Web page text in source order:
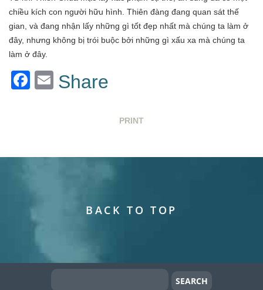
chiều kích con người hữu hình. Thiên đàng đang quan sát thế
gian, và đang nhận lấy những gì tốt đẹp nhất mà chúng ta làm ở
đây, nhưng không bị trói buộc bởi những gì xấu xa mà chúng ta
làm ở đây.
Facebook
Email
Share
PRINT
BACK TO TOP